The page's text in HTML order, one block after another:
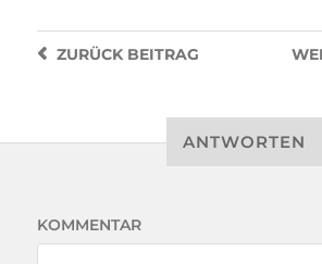
ZURÜCKBEITRAG
ANTWORTEN
KOMMENTAR